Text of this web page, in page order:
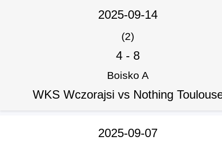
2025-09-14
(2)
4 - 8
Boisko A
WKS Wczorajsi vs Nothing
2025-09-07